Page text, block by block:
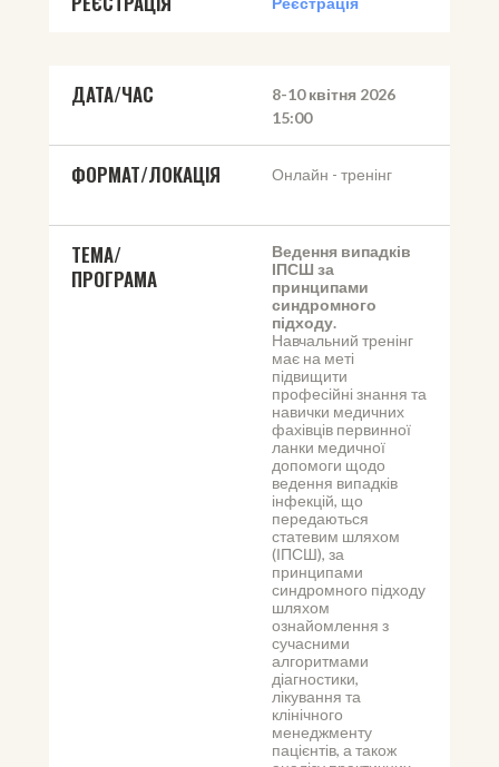
ДАТА/ЧАС
8-10 квітня 2026
15:00
ФОРМАТ/ЛОКАЦІЯ Онлайн - тренінг
ТЕМА/
ПРОГРАМА
Ведення випадків
ІПСШ за
принципами
синдромного
підходу.
Навчальний тренінг
має на меті
підвищити
професійні знання та
навички медичних
фахівців первинної
ланки медичної
допомоги щодо
ведення випадків
інфекцій, що
передаються
статевим шляхом
(ІПСШ), за
принципами
синдромного підходу
шляхом
ознайомлення з
сучасними
алгоритмами
діагностики,
лікування та
клінічного
менеджменту
пацієнтів, а також